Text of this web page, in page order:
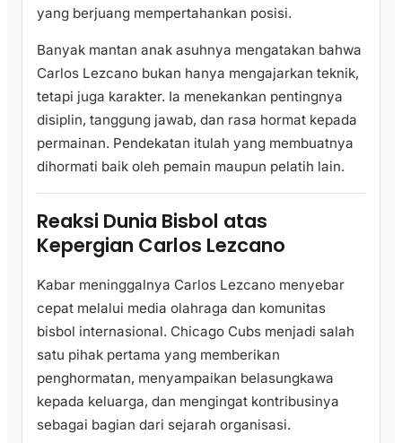
yang berjuang mempertahankan posisi.
Banyak mantan anak asuhnya mengatakan bahwa
Carlos Lezcano bukan hanya mengajarkan teknik,
tetapi juga karakter. Ia menekankan pentingnya
disiplin, tanggung jawab, dan rasa hormat kepada
permainan. Pendekatan itulah yang membuatnya
dihormati baik oleh pemain maupun pelatih lain.
Reaksi Dunia Bisbol atas
Kepergian Carlos Lezcano
Kabar meninggalnya Carlos Lezcano menyebar
cepat melalui media olahraga dan komunitas
bisbol internasional. Chicago Cubs menjadi salah
satu pihak pertama yang memberikan
penghormatan, menyampaikan belasungkawa
kepada keluarga, dan mengingat kontribusinya
sebagai bagian dari sejarah organisasi.